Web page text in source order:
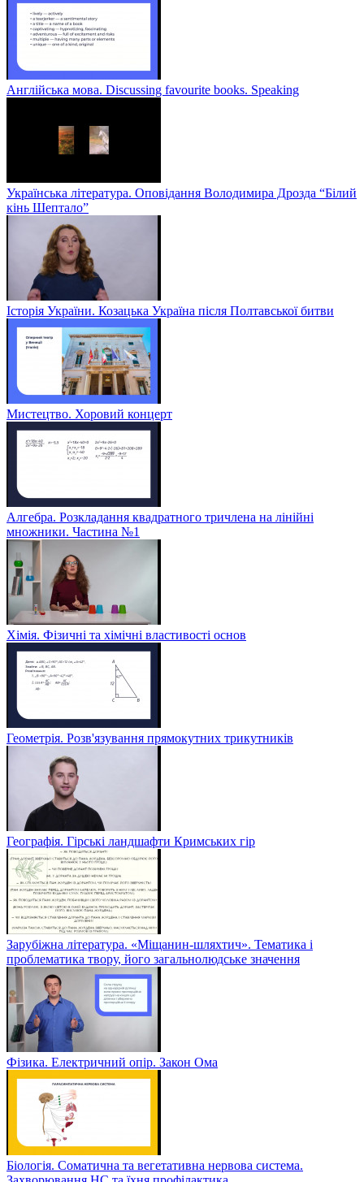
Англійська мова. Discussing favourite books. Speaking
Українська література. Оповідання Володимира Дрозда “Білий
кінь Шептало”
Історія України. Козацька Україна після Полтавської битви
Мистецтво. Хоровий концерт
Алгебра. Розкладання квадратного тричлена на лінійні
множники. Частина №1
Хімія. Фізичні та хімічні властивості основ
Геометрія. Розв'язування прямокутних трикутників
Географія. Гірські ландшафти Кримських гір
Зарубіжна література. «Міщанин-шляхтич». Тематика і
проблематика твору, його загальнолюдське значення
Фізика. Електричний опір. Закон Ома
Біологія. Соматична та вегетативна нервова система.